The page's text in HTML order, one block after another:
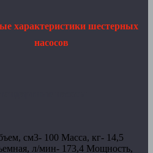
характеристики шестерных
насосов
см3- 100 Масса, кг- 14,5
л/мин- 173,4 Мощность,